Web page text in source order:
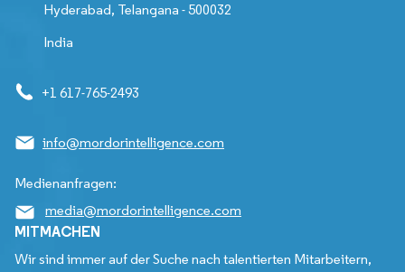
Hyderabad, Telangana - 500032
India
+1 617-765-2493
info@mordorintelligence.com
Medienanfragen:
media@mordorintelligence.com
MITMACHEN
Wir sind immer auf der Suche nach talentierten Mitarbeitern,